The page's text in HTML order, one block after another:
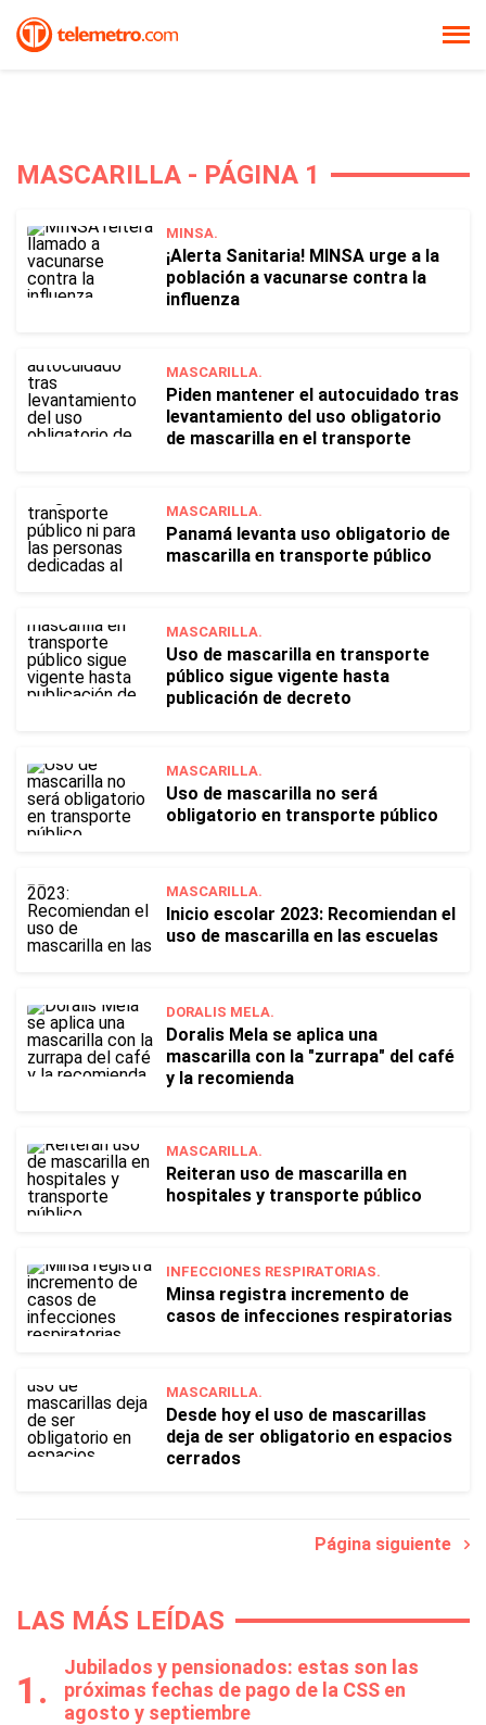
MASCARILLA - PÁGINA 1
MINSA.
¡Alerta Sanitaria! MINSA urge a la
población a vacunarse contra la
influenza
MASCARILLA.
Piden mantener el autocuidado tras
levantamiento del uso obligatorio
de mascarilla en el transporte
MASCARILLA.
Panamá levanta uso obligatorio de
mascarilla en transporte público
MASCARILLA.
Uso de mascarilla en transporte
público sigue vigente hasta
publicación de decreto
MASCARILLA.
Uso de mascarilla no será
obligatorio en transporte público
MASCARILLA.
Inicio escolar 2023: Recomiendan el
uso de mascarilla en las escuelas
DORALIS MELA.
Doralis Mela se aplica una
mascarilla con la "zurrapa" del café
y la recomienda
MASCARILLA.
Reiteran uso de mascarilla en
hospitales y transporte público
INFECCIONES RESPIRATORIAS.
Minsa registra incremento de
casos de infecciones respiratorias
MASCARILLA.
Desde hoy el uso de mascarillas
deja de ser obligatorio en espacios
cerrados
Página siguiente
LAS MÁS LEÍDAS
Jubilados y pensionados: estas son las
próximas fechas de pago de la CSS en
agosto y septiembre